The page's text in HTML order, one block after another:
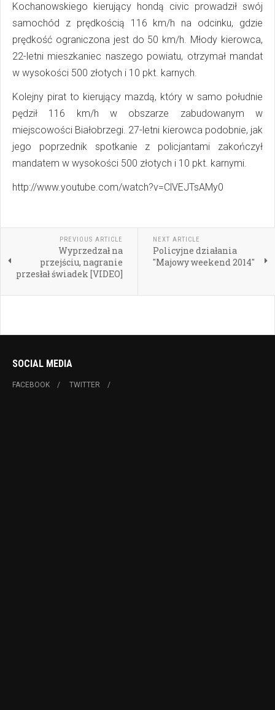
Kochanowskiego kierujący hondą civic prowadził swój
samochód z prędkością 116 km/h na odcinku, gdzie
prędkość ograniczona jest do 50 km/h. Młody kierowca,
22-letni mieszkaniec naszego powiatu, otrzymał mandat
w wysokości 500 złotych i 10 pkt. karnych.
Kolejny pirat to kierujący mazdą, który w samo południe
pędził 116 km/h w obszarze zabudowanym w
miejscowości Białobrzegi. 27-letni kierowca podobnie, jak
jego poprzednik spotkanie z policjantami zakończył
mandatem w wysokości 500 złotych i 10 pkt. karnymi.
http://www.youtube.com/watch?v=ClVEJTsAMy0
PREVIOUS ARTICLE
Wyprzedzał na
przejściu, nagranie
przesłał świadek [VIDEO]
NEXT ARTICLE
Policyjne działania
"Majowy weekend 2014"
SOCIAL MEDIA
FACEBOOK TWITTER